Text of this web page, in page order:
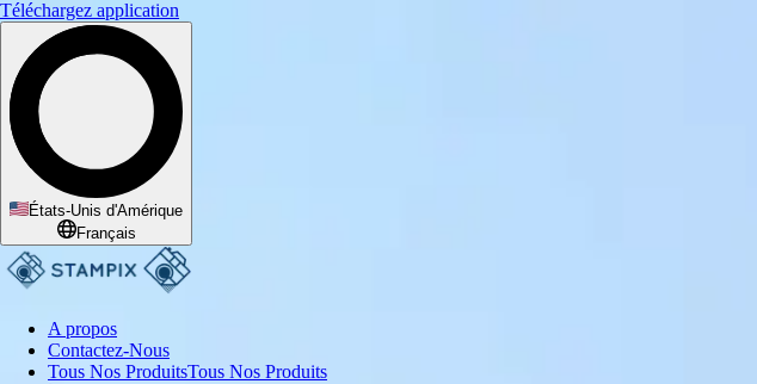
Téléchargez application
États-Unis d'Amérique
Français
A propos
Contactez-Nous
Tous Nos ProduitsTous Nos Produits
J’apprécie